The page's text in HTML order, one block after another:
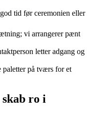
tid før ceremonien eller
vi arrangerer pænt
letter adgang og
paletter på tværs for et
ro i